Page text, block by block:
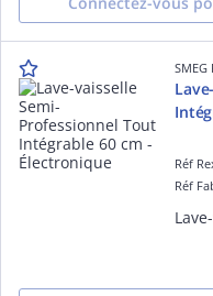
SMEG
Réf
Réf